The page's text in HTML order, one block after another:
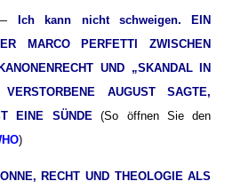
—
Ich kann nicht schweigen. EIN
MARCO PERFETTI ZWISCHEN
UND „SKANDAL IN
AUGUST SAGTE,
EINE SÜNDE
(So öffnen Sie den
)
RECHT UND THEOLOGIE ALS